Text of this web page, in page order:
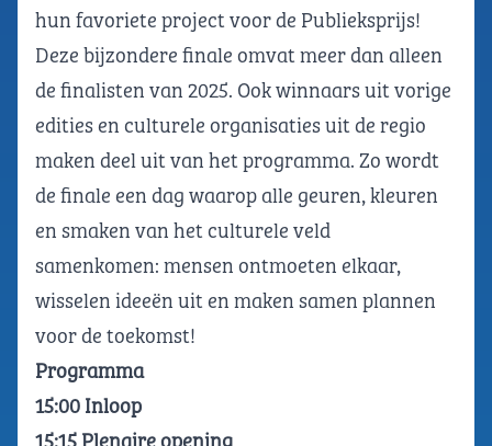
hun favoriete project voor de Publieksprijs!
Deze bijzondere finale omvat meer dan alleen
de finalisten van 2025. Ook winnaars uit vorige
edities en culturele organisaties uit de regio
maken deel uit van het programma. Zo wordt
de finale een dag waarop alle geuren, kleuren
en smaken van het culturele veld
samenkomen: mensen ontmoeten elkaar,
wisselen ideeën uit en maken samen plannen
voor de toekomst!
Programma
15:00 Inloop